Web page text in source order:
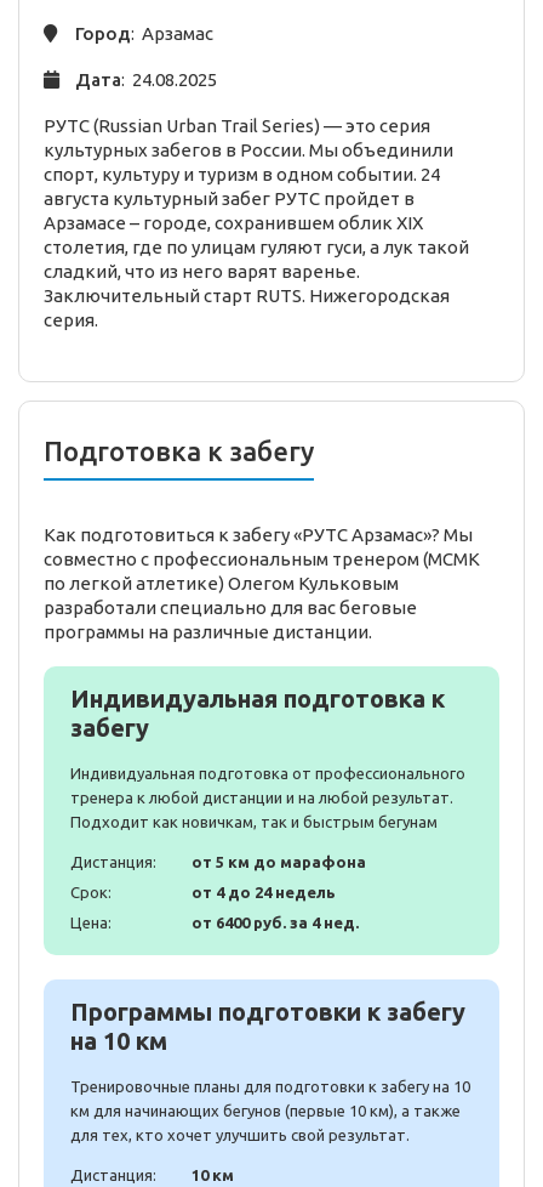
Город: Арзамас
Дата: 24.08.2025
РУТС (Russian Urban Trail Series) — это серия
культурных забегов в России. Мы объединили
спорт, культуру и туризм в одном событии. 24
августа культурный забег РУТС пройдет в
Арзамасе – городе, сохранившем облик XIX
столетия, где по улицам гуляют гуси, а лук такой
сладкий, что из него варят варенье.
Заключительный старт RUTS. Нижегородская
серия.
Подготовка к забегу
Как подготовиться к забегу «РУТС Арзамас»? Мы
совместно с профессиональным тренером (МСМК
по легкой атлетике) Олегом Кульковым
разработали специально для вас беговые
программы на различные дистанции.
Индивидуальная подготовка к
забегу
Индивидуальная подготовка от профессионального
тренера к любой дистанции и на любой результат.
Подходит как новичкам, так и быстрым бегунам
Дистанция:
от 5 км до марафона
Срок:
от 4 до 24 недель
Цена:
от 6400 руб. за 4 нед.
Программы подготовки к забегу
на 10 км
Тренировочные планы для подготовки к забегу на 10
км для начинающих бегунов (первые 10 км), а также
для тех, кто хочет улучшить свой результат.
Дистанция: 10 км